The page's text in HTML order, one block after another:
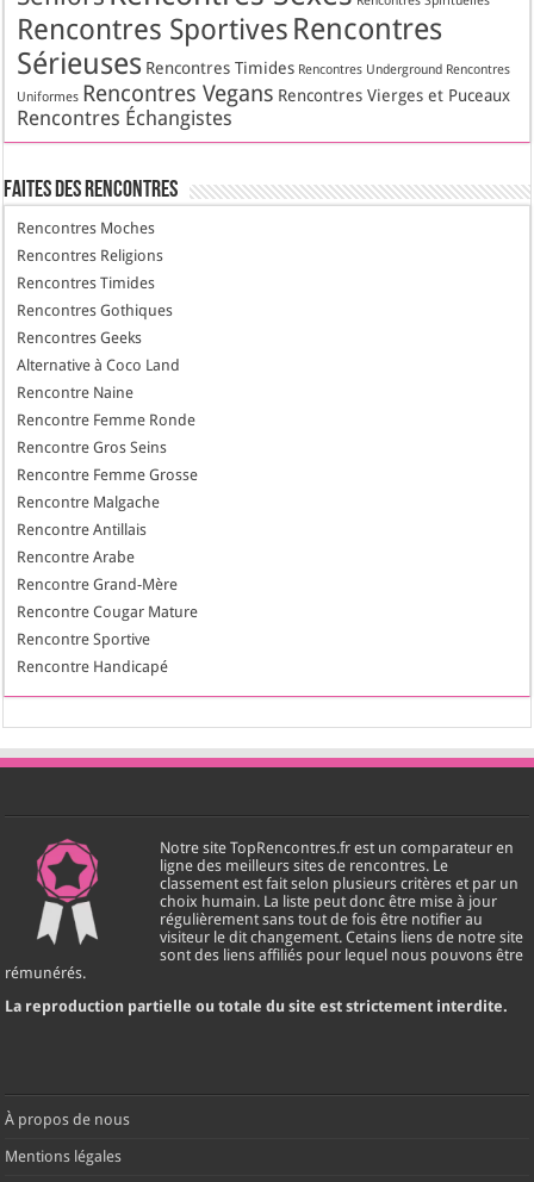
Rencontres Sportives Rencontres
Sérieuses Rencontres Timides Rencontres Underground Rencontres
Uniformes Rencontres Vegans Rencontres Vierges et Puceaux
Rencontres Échangistes
Faites des Rencontres
Rencontres Moches
Rencontres Religions
Rencontres Timides
Rencontres Gothiques
Rencontres Geeks
Alternative à Coco Land
Rencontre Naine
Rencontre Femme Ronde
Rencontre Gros Seins
Rencontre Femme Grosse
Rencontre Malgache
Rencontre Antillais
Rencontre Arabe
Rencontre Grand-Mère
Rencontre Cougar Mature
Rencontre Sportive
Rencontre Handicapé
Notre site TopRencontres.fr est un comparateur en
ligne des meilleurs sites de rencontres. Le
classement est fait selon plusieurs critères et par un
choix humain. La liste peut donc être mise à jour
régulièrement sans tout de fois être notifier au
visiteur le dit changement. Cetains liens de notre site
sont des liens affiliés pour lequel nous pouvons être
rémunérés.
La reproduction partielle ou totale du site est strictement interdite.
À propos de nous
Mentions légales